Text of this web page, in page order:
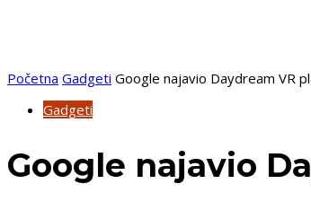
Početna Gadgeti Google najavio Daydream VR
Gadgeti
Google najavio